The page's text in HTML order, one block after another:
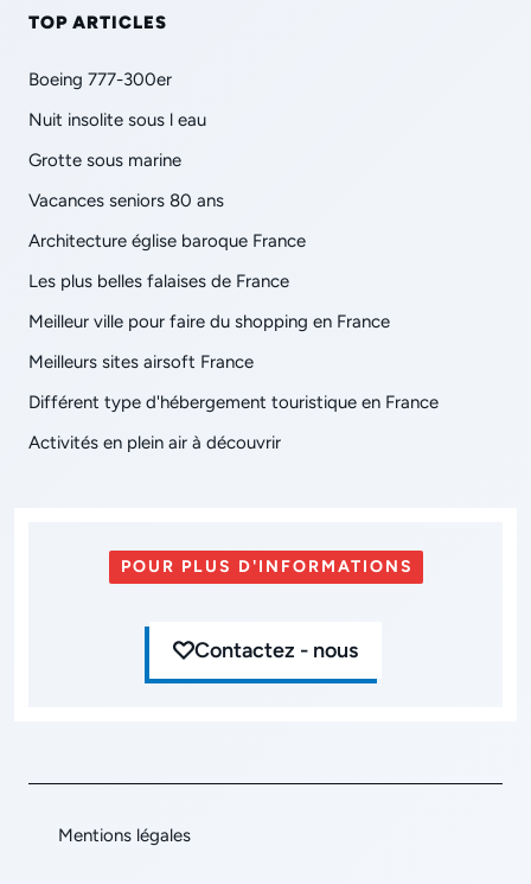
TOP ARTICLES
Boeing 777-300er
Nuit insolite sous l eau
Grotte sous marine
Vacances seniors 80 ans
Architecture église baroque France
Les plus belles falaises de France
Meilleur ville pour faire du shopping en France
Meilleurs sites airsoft France
Différent type d'hébergement touristique en France
Activités en plein air à découvrir
POUR PLUS D'INFORMATIONS
Contactez - nous
Mentions légales